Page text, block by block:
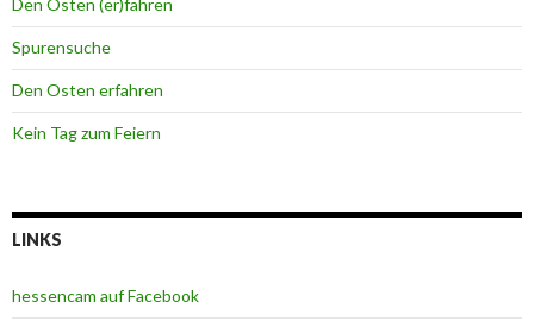
Den Osten (er)fahren
Spurensuche
Den Osten erfahren
Kein Tag zum Feiern
LINKS
hessencam auf Facebook